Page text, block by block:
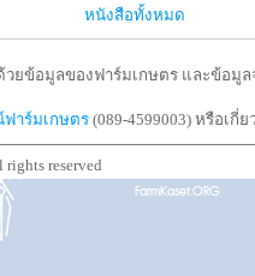
หนังสือทั้งหมด
ยข้อมูลของฟาร์มเกษตร และข้อมู
าร์มเกษตร(089-4599003) หรือเกี่ย
reserved